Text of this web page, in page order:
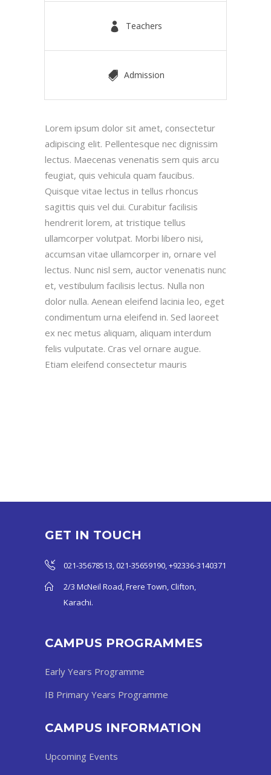
Teachers
Admission
Lorem ipsum dolor sit amet, consectetur
adipiscing elit. Pellentesque nec dignissim
lectus. Maecenas venenatis sem quis arcu
feugiat, quis vehicula quam faucibus.
Quisque vitae lectus in tellus rhoncus
sagittis quis vel dui. Curabitur facilisis
hendrerit lorem, at tristique tellus
ullamcorper volutpat. Morbi libero nisi,
accumsan vitae ullamcorper in, ornare vel
lectus. Nunc nisl sem, auctor venenatis nunc
et, vestibulum facilisis lectus. Nulla non
dolor nulla. Aenean eleifend lacinia leo, eget
condimentum urna eleifend in. Sed laoreet
ex nec metus aliquam, aliquam interdum
felis vulputate. Cras vel ornare augue.
Etiam eleifend consectetur mauris
GET IN TOUCH
021-35678513, 021-35659190, +92336-3140371
2/3 McNeil Road, Frere Town, Clifton,
Karachi.
CAMPUS PROGRAMMES
Early Years Programme
IB Primary Years Programme
CAMPUS INFORMATION
Upcoming Events